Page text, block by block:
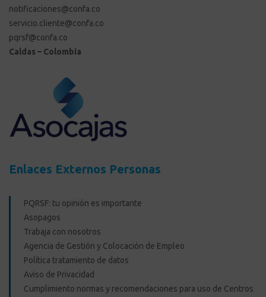
notificaciones@confa.co
servicio.cliente@confa.co
pqrsf@confa.co
Caldas – Colombia
Enlaces Externos Personas
PQRSF: tu opinión es importante
Asopagos
Trabaja con nosotros
Agencia de Gestión y Colocación de Empleo
Política tratamiento de datos
Aviso de Privacidad
Cumplimiento normas y recomendaciones para uso de Centros